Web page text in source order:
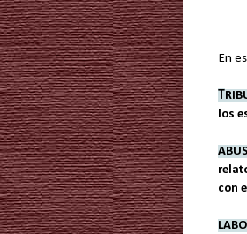
En
T
los
con